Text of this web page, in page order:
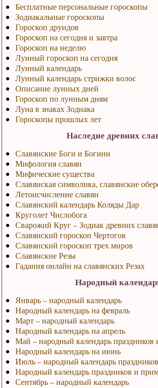
Бесплатные персональные гороскопы
Зодиакальные гороскопы
Гороскоп друидов
Гороскоп на сегодня и завтра
Гороскоп на неделю
Лунный гороскоп на сегодня
Лунный календарь
Лунный календарь стрижки волос
Описание лунных дней
Гороскоп по лунным дням
Луна в знаках Зодиака
Гороскопы прошлых лет
Наследие древних
Славянские Боги и Богини
Мифология славян
Мифические существа
Славянская символика, славянские
Летоисчисление славян
Славянский календарь Коляды Дар
Круголет Числобога
Сварожий Круг – Зодиак древних
Славянский гороскоп Чертогов
Славянский гороскоп трех миров
Славянские Резы
Гадания онлайн на славянских Резах
Народный
Январь – народный календарь
Народный календарь на февраль
Март – народный календарь
Народный календарь на апрель
Май – народный календарь праздников
Народный календарь на июнь
Июль – народный календарь
Народный календарь праздников и
Сентябрь – народный календарь